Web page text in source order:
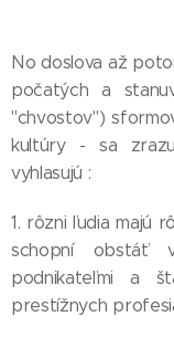
No doslova až
počatých a
"chvostov")
kultúry - sa
vyhlasujú :
1. rôzni ľudia majú
schopní obstáť
podnikateľmi a
prestížnych